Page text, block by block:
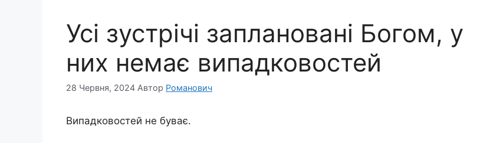
Усі зустрічі заплановані Богом, у
них немає випадковостей
28 Червня, 2024 Автор Романович
Випадковостей не буває.